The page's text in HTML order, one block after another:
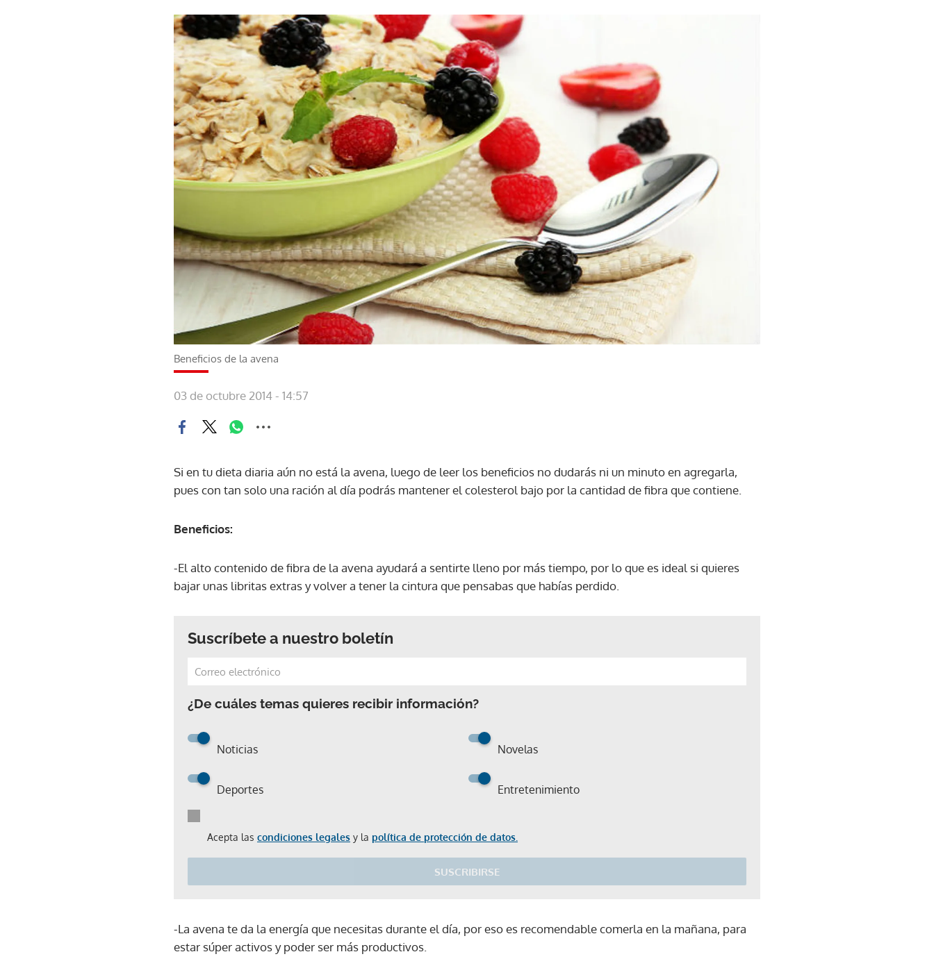
Beneficios de la avena
03 de octubre 2014 - 14:57
Si en tu dieta diaria aún no está la avena, luego de leer los beneficios no dudarás ni un minuto en agregarla,
pues con tan solo una ración al día podrás mantener el colesterol bajo por la cantidad de fibra que contiene.
Beneficios:
-El alto contenido de fibra de la avena ayudará a sentirte lleno por más tiempo, por lo que es ideal si quieres
bajar unas libritas extras y volver a tener la cintura que pensabas que habías perdido.
Suscríbete a nuestro boletín
¿De cuáles temas quieres recibir información?
Noticias Novelas
Deportes Entretenimiento
Acepta las condiciones legales y la política de protección de datos.
SUSCRIBIRSE
-La avena te da la energía que necesitas durante el día, por eso es recomendable comerla en la mañana, para
estar súper activos y poder ser más productivos.